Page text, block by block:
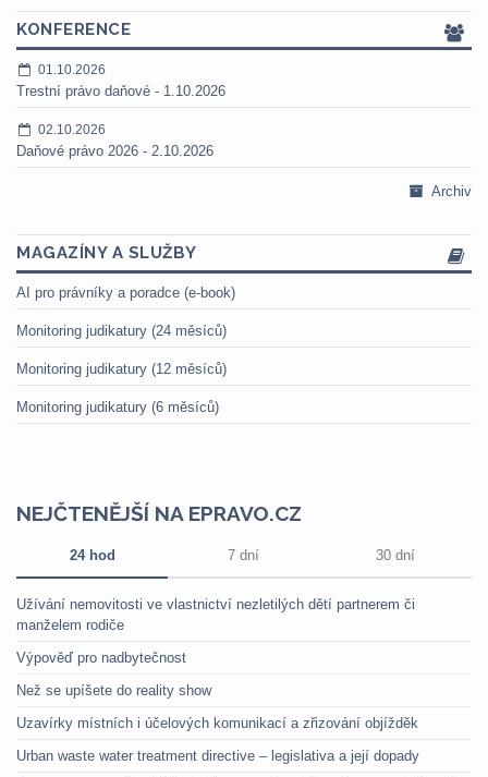
KONFERENCE
01.10.2026
Trestní právo daňové - 1.10.2026
02.10.2026
Daňové právo 2026 - 2.10.2026
Archiv
MAGAZÍNY A SLUŽBY
AI pro právníky a poradce (e-book)
Monitoring judikatury (24 měsíců)
Monitoring judikatury (12 měsíců)
Monitoring judikatury (6 měsíců)
NEJČTENĚJŠÍ NA EPRAVO.CZ
24 hod 7 dní 30 dní
Užívání nemovitosti ve vlastnictví nezletilých dětí partnerem či
manželem rodiče
Výpověď pro nadbytečnost
Než se upíšete do reality show
Uzavírky místních i účelových komunikací a zřizování objížděk
Urban waste water treatment directive – legislativa a její dopady